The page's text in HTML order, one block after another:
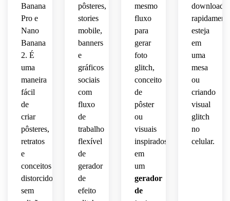
uma
falha
software
estilosa.
galeria.
futurista
detalhes
refinados
para
uma
estética
de
imagem
glitch
Banana
Pro e
Nano
Banana
2. É
uma
maneira
fácil
de
criar
pôsteres,
retratos
e
conceitos
distorcidos
sem
pôsteres,
stories
mobile,
banners
e
gráficos
sociais
com
fluxo
de
trabalho
flexível
de
gerador
de
efeito
mesmo
fluxo
para
gerar
foto
glitch,
conceito
de
pôster
ou
visuais
inspirados
em
um
gerador
de
download
esteja
em
uma
mesa
ou
criando
visual
glitch
no
celular.